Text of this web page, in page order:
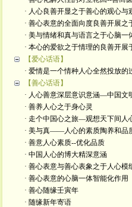
· 人心良善开显之于善心的观心与
· 善心表意的全面向度良善开展之
· 美与情绪和真与语言之于心脑一
· 本心的爱欲之于情理的良善开展
【爱心话语】
· 爱情是一个情种人心全然投放的
【善心话语】
· 人心善意深层意识意涵—中国文
· 善养人心之于身心灵
· 走个中国心之旅—观想天下间人
· 美与真——人心的素质陶养和品
· 善意人心素质--优化品质
· 中国人心的博大精深意涵
· 善心表意与善心表象之于人心模
· 善心表意的心脑一体智能化作用
· 善心随缘壬寅年
· 随缘新年寄语